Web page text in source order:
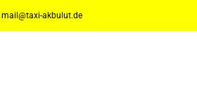
mail@taxi-akbulut.de